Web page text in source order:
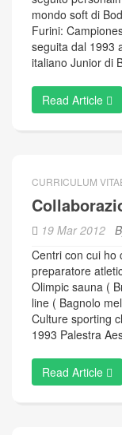
mondo soft di
Furini:
seguita dal 1993
italiano Junior di
Read Article
CURRICULUM
19 Mar 2012
Centri con cui ho
preparatore
Olimpic sauna (
line ( Bagnolo
Culture sporting
1993 Palestra
Read Article